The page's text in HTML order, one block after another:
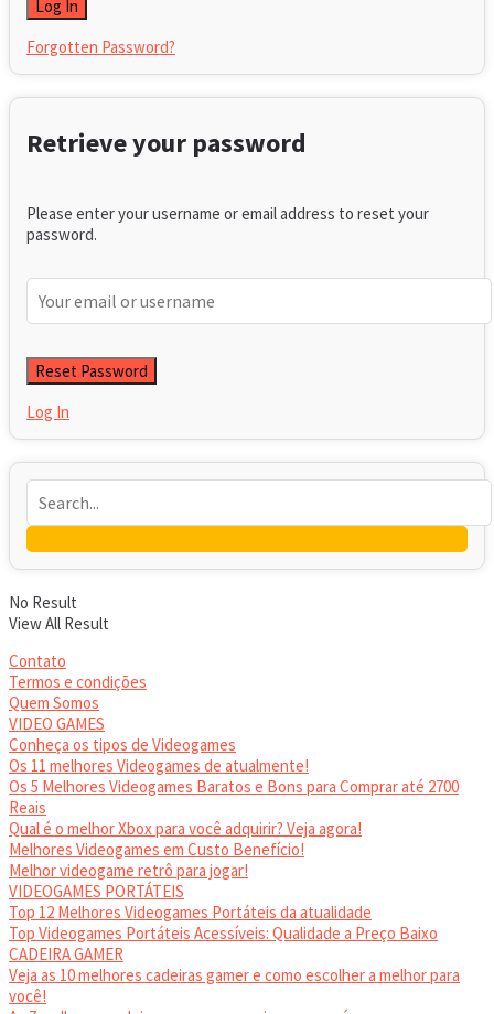
Forgotten Password?
Retrieve your password
Please enter your username or email address to reset your
password.
Log In
No Result
View All Result
Contato
Termos e condições
Quem Somos
VIDEO GAMES
Conheça os tipos de Videogames
Os 11 melhores Videogames de atualmente!
Os 5 Melhores Videogames Baratos e Bons para Comprar até 2700
Reais
Qual é o melhor Xbox para você adquirir? Veja agora!
Melhores Videogames em Custo Benefício!
Melhor videogame retrô para jogar!
VIDEOGAMES PORTÁTEIS
Top 12 Melhores Videogames Portáteis da atualidade
Top Videogames Portáteis Acessíveis: Qualidade a Preço Baixo
CADEIRA GAMER
Veja as 10 melhores cadeiras gamer e como escolher a melhor para
você!